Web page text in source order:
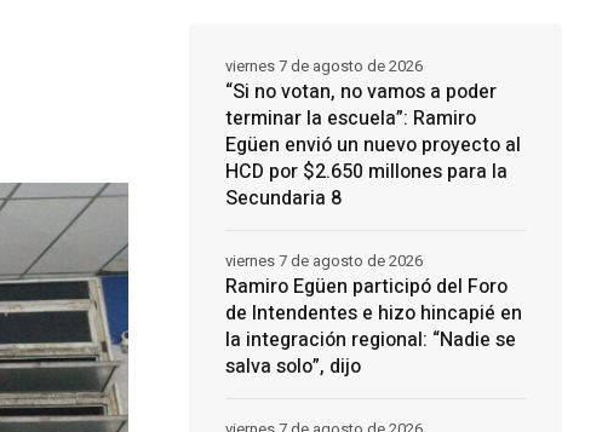
“Si no votan, no vamos a poder
terminar la escuela”: Ramiro
Egüen envió un nuevo proyecto al
HCD por $2.650 millones para la
Secundaria 8
viernes 7 de agosto de 2026
Ramiro Egüen participó del Foro
de Intendentes e hizo hincapié en
la integración regional: “Nadie se
salva solo”, dijo
viernes 7 de agosto de 2026